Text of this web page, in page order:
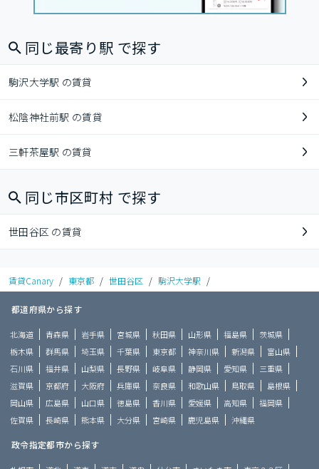
同じ最寄り駅 で探す
駒沢大学駅 の賃貸
松陰神社前駅 の賃貸
三軒茶屋駅 の賃貸
同じ市区町村 で探す
世田谷区 の賃貸
賃貸Canary / 東京都 / 世田谷区 / 駒沢大学駅 /
都道府県から探す
北海道 青森県 岩手県 宮城県 秋田県 山形県 福島県
茨城県
栃木県
群馬県 埼玉県 千葉県 東京都 神奈川県 新潟県
富山県
石川県
福井県 山梨県 長野県 岐阜県 静岡県 愛知県
三重県
滋賀県
京都府 大阪府 兵庫県 奈良県 和歌山県 鳥取県
島根県
岡山県
広島県 山口県 徳島県 香川県 愛媛県 高知県
福岡県
佐賀県
長崎県 熊本県 大分県 宮崎県 鹿児島県 沖縄県
政令指定都市から探す